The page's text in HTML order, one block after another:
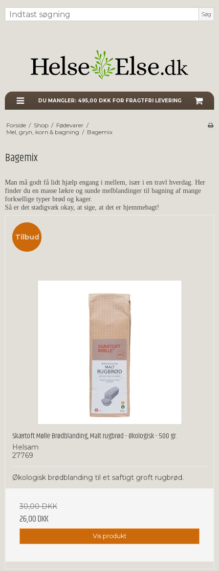
Søg
DU MANGLER: 495,00 DKK FOR FRAGTFRI LEVERING
Forside / Shop / Fødevarer /
Mel, gryn, korn & bagning / Bagemix
Bagemix
Man må godt få lidt hjælp engang i mellem, især i en travl hverdag. Her
finder du en masse lækre og sunde melblandinger til bagning af mange
forksellige typer brød og kager.
Så er det stadigvæk okay, at sige, at det er hjemmebagt!
Tilbud
Skærtoft Mølle Brødblanding, Malt rugbrød - Økologisk - 500 gr.
Helsam
27769
Økologisk brødblanding til et saftigt groft rugbrød.
30,00 DKK
26,00 DKK
Vis produkt